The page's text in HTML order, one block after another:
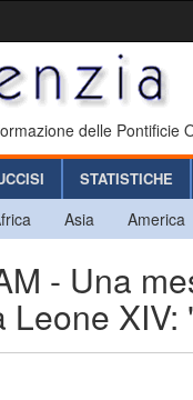
delle Pontificie
STATISTICHE
Asia America
- Una
Leone